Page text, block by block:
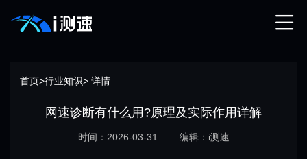
首页>行业知识> 详情
网速诊断有什么用?原理及实际作用详解
时间：2026-03-31 编辑：i测速